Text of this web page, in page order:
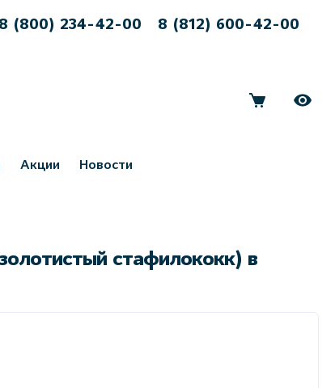
8 (800) 234-42-00 8 (812) 600-42-00
Акции Новости
стафилококк) в